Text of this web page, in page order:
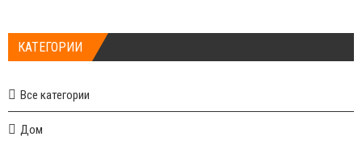
КАТЕГОРИИ
Все категории
Дом